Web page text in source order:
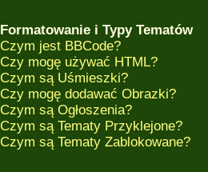
Formatowanie i Typy Tematów
Czym jest BBCode?
Czy mogę używać HTML?
Czym są Uśmieszki?
Czy mogę dodawać Obrazki?
Czym są Ogłoszenia?
Czym są Tematy Przyklejone?
Czym są Tematy Zablokowane?